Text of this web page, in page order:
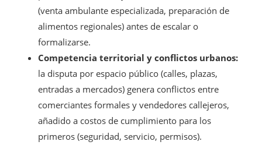
(venta ambulante especializada, preparación de
alimentos regionales) antes de escalar o
formalizarse.
Competencia territorial y conflictos urbanos:
la disputa por espacio público (calles, plazas,
entradas a mercados) genera conflictos entre
comerciantes formales y vendedores callejeros,
añadido a costos de cumplimiento para los
primeros (seguridad, servicio, permisos).